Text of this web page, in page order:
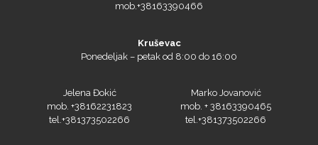
mob.+38163390466
Kruševac
Ponedeljak – petak od 8:00 do 16:00
Jelena Đokić
mob. +38162231823
tel.+381373502266
Marko Jovanović
mob. + 38163390465
tel.+381373502266